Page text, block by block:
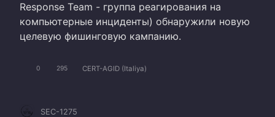
Response Team - группа реагирования на
компьютерные инциденты) обнаружили новую
целевую фишинговую кампанию.
0 295 CERT-AGID (Italiya)
SEC-1275